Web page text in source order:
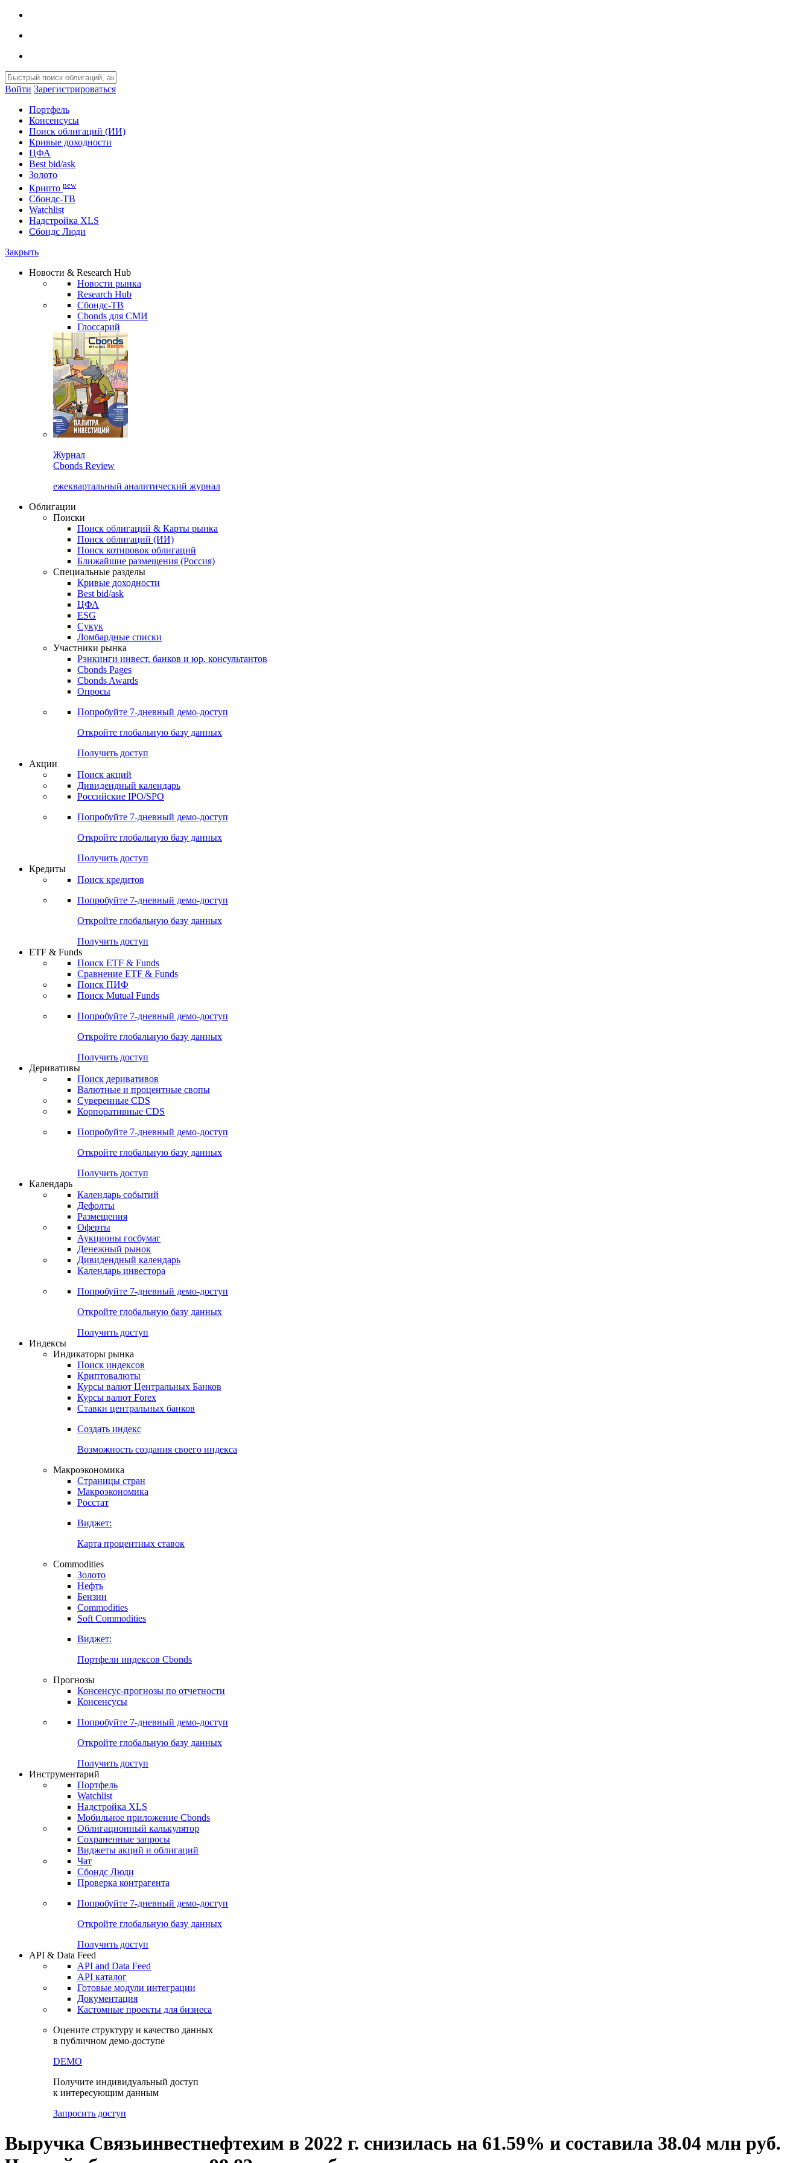
Войти Зарегистрироваться
Портфель
Консенсусы
Поиск облигаций (ИИ)
Кривые доходности
ЦФА
Best bid/ask
Золото
Крипто new
Сбондс-ТВ
Watchlist
Надстройка XLS
Сбондс Люди
Закрыть
Новости & Research Hub
Новости рынка
Research Hub
Сбондс-ТВ
Cbonds для СМИ
Глоссарий
Журнал
Cbonds Review
ежеквартальный аналитический журнал
Облигации
Поиски
Поиск облигаций & Карты рынка
Поиск облигаций (ИИ)
Поиск котировок облигаций
Ближайшие размещения (Россия)
Специальные разделы
Кривые доходности
Best bid/ask
ЦФА
ESG
Сукук
Ломбардные списки
Участники рынка
Рэнкинги инвест. банков и юр. консультантов
Cbonds Pages
Cbonds Awards
Опросы
Попробуйте 7-дневный демо-доступ
Откройте глобальную базу данных
Получить доступ
Акции
Поиск акций
Дивидендный календарь
Российские IPO/SPO
Попробуйте 7-дневный демо-доступ
Откройте глобальную базу данных
Получить доступ
Кредиты
Поиск кредитов
Попробуйте 7-дневный демо-доступ
Откройте глобальную базу данных
Получить доступ
ETF & Funds
Поиск ETF & Funds
Сравнение ETF & Funds
Поиск ПИФ
Поиск Mutual Funds
Попробуйте 7-дневный демо-доступ
Откройте глобальную базу данных
Получить доступ
Деривативы
Поиск деривативов
Валютные и процентные свопы
Суверенные CDS
Корпоративные CDS
Попробуйте 7-дневный демо-доступ
Откройте глобальную базу данных
Получить доступ
Календарь
Календарь событий
Дефолты
Размещения
Оферты
Аукционы госбумаг
Денежный рынок
Дивидендный календарь
Календарь инвестора
Попробуйте 7-дневный демо-доступ
Откройте глобальную базу данных
Получить доступ
Индексы
Индикаторы рынка
Поиск индексов
Криптовалюты
Курсы валют Центральных Банков
Курсы валют Forex
Ставки центральных банков
Создать индекс
Возможность создания своего индекса
Макроэкономика
Страницы стран
Макроэкономика
Росстат
Виджет:
Карта процентных ставок
Commodities
Золото
Нефть
Бензин
Commodities
Soft Commodities
Виджет:
Портфели индексов Cbonds
Прогнозы
Консенсус-прогнозы по отчетности
Консенсусы
Попробуйте 7-дневный демо-доступ
Откройте глобальную базу данных
Получить доступ
Инструментарий
Портфель
Watchlist
Надстройка XLS
Мобильное приложение Cbonds
Облигационный калькулятор
Сохраненные запросы
Виджеты акций и облигаций
Чат
Сбондс Люди
Проверка контрагента
Попробуйте 7-дневный демо-доступ
Откройте глобальную базу данных
Получить доступ
API & Data Feed
API and Data Feed
API каталог
Готовые модули интеграции
Документация
Кастомные проекты для бизнеса
Оцените структуру и качество данных
в публичном демо-доступе
DEMO
Получите индивидуальный доступ
к интересующим данным
Запросить доступ
Выручка Связьинвестнефтехим в 2022 г. снизилась на 61.59% и составила 38.04 млн руб.